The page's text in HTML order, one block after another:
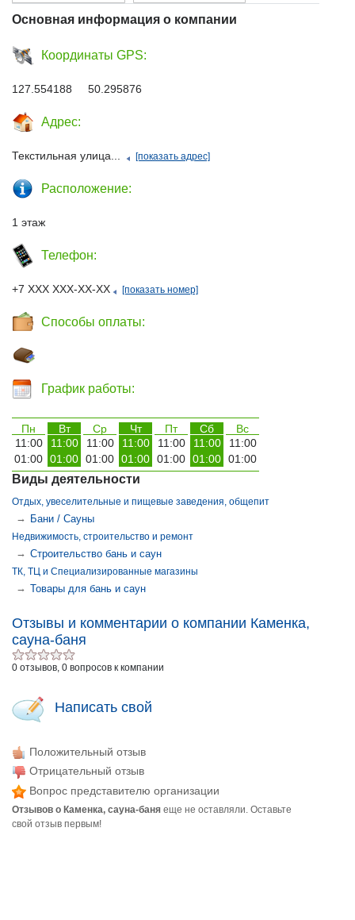
Основная информация о компании
Координаты GPS:
127.554188 50.295876
Адрес:
Текстильная улица... [показать адрес]
Расположение:
1 этаж
Телефон:
+7 ХХХ ХХХ-ХХ-ХХ [показать номер]
Способы оплаты:
График работы:
Пн Вт Ср Чт Пт Сб
Вс
11:00
11:00 11:00 11:00 11:00 11:00
11:00
01:00 01:00 01:00 01:00 01:00 01:00 01:00
Виды деятельности
Отдых, увеселительные и пищевые заведения, общепит
→ Бани / Сауны
Недвижимость, строительство и ремонт
→ Строительство бань и саун
ТК, ТЦ и Специализированные магазины
→ Товары для бань и саун
Отзывы и комментарии о компании Каменка,
сауна-баня
0 отзывов, 0 вопросов к компании
Написать свой
Положительный отзыв
Отрицательный отзыв
Вопрос представителю организации
Отзывов о Каменка, сауна-баня еще не оставляли. Оставьте
свой отзыв первым!